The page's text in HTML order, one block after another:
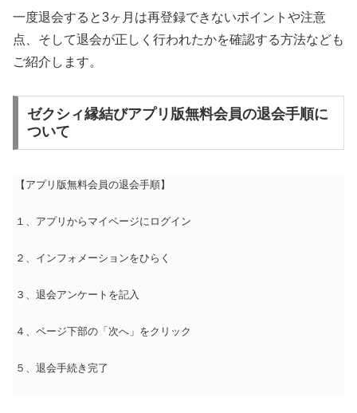
一度退会すると3ヶ月は再登録できないポイントや注意
点、そして退会が正しく行われたかを確認する方法なども
ご紹介します。
ゼクシィ縁結びアプリ版無料会員の退会手順に
ついて
【アプリ版無料会員の退会手順】
１、アプリからマイページにログイン
２、インフォメーションをひらく
３、退会アンケートを記入
４、ページ下部の「次へ」をクリック
５、退会手続き完了